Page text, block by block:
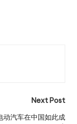
Next Post
动汽车在中国如此成